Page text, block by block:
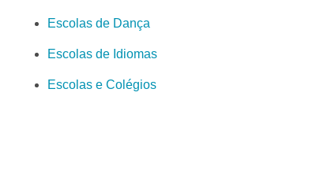
Escolas de Dança
Escolas de Idiomas
Escolas e Colégios